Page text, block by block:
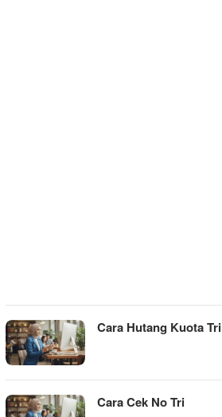
Cara Hutang Kuota Tri
Cara Cek No Tri